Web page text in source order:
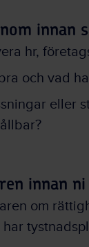
innan
hr,
och vad
eller
innan ni
om